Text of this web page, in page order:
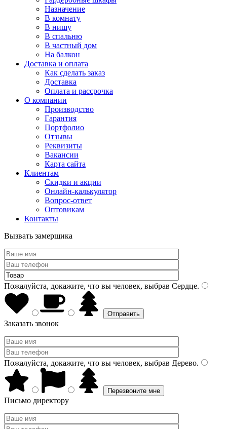
Назначение
В комнату
В нишу
В спальню
В частный дом
На балкон
Доставка и оплата
Как сделать заказ
Доставка
Оплата и рассрочка
О компании
Производство
Гарантия
Портфолио
Отзывы
Реквизиты
Вакансии
Карта сайта
Клиентам
Скидки и акции
Онлайн-калькулятор
Вопрос-ответ
Оптовикам
Контакты
Вызвать замерщика
Пожалуйста, докажите, что вы человек, выбрав Сердце.
Заказать звонок
Пожалуйста, докажите, что вы человек, выбрав Дерево.
Письмо директору